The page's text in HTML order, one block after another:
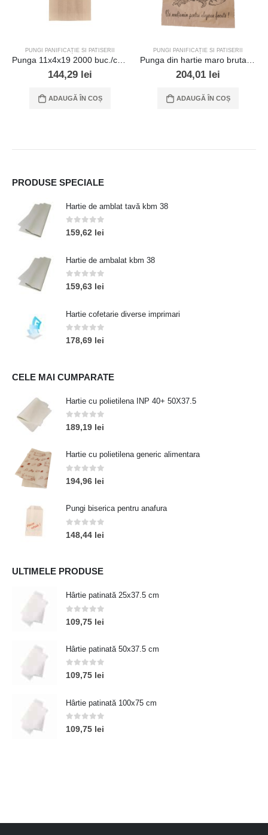
PUNGI PANIFICAȚIE SI PATISERII
Punga 11x4x19 2000 buc./cutie
144,29 lei
ADAUGĂ ÎN COȘ
PUNGI PANIFICAȚIE SI PATISERII
Punga din hartie maro brutar 17.5×6.5×23 – 2000 buc./cutie
204,01 lei
ADAUGĂ ÎN COȘ
PRODUSE SPECIALE
Hartie de amblat tavă kbm 38
0 out of 5
159,62 lei
Hartie de ambalat kbm 38
0 out of 5
159,63 lei
Hartie cofetarie diverse imprimari
0out of 5
178,69 lei
CELE MAI CUMPARATE
Hartie cu polietilena INP 40+ 50X37.5
0out of 5
189,19 lei
Hartie cu polietilena generic alimentara
0out of 5
194,96 lei
Pungi biserica pentru anafura
0 out of 5
148,44 lei
ULTIMELE PRODUSE
Hârtie patinată 25x37.5 cm
0 out of 5
109,75 lei
Hârtie patinată 50x37.5 cm
0out of 5
109,75 lei
Hârtie patinată 100x75 cm
0out of 5
109,75 lei